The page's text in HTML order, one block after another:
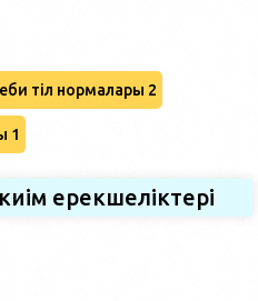
тіл нормалары 2
1
ерекшеліктері